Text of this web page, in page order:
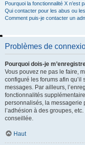
Pourquoi la fonctionnalité X n’est
Qui contacter pour les abus ou
Comment puis-je contacter un
Problèmes de
Pourquoi dois-je
Vous pouvez ne pas le faire,
configuré les forums afin qu’il
messages. Par ailleurs,
fonctionnalités
personnalisés, la messagerie
l’adhésion à des groupes,
conseillée.
Haut